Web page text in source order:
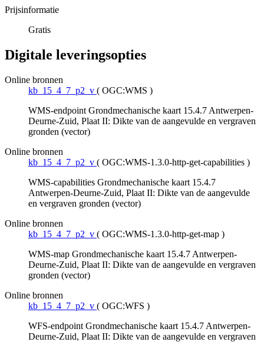
Prijsinformatie
Gratis
Digitale leveringsopties
Online bronnen
kb_15_4_7_p2_v ( OGC:WMS )
WMS-endpoint Grondmechanische kaart 15.4.7 Antwerpen-
Deurne-Zuid, Plaat II: Dikte van de aangevulde en vergraven
gronden (vector)
Online bronnen
kb_15_4_7_p2_v ( OGC:WMS-1.3.0-http-get-capabilities )
WMS-capabilities Grondmechanische kaart 15.4.7
Antwerpen-Deurne-Zuid, Plaat II: Dikte van de aangevulde
en vergraven gronden (vector)
Online bronnen
kb_15_4_7_p2_v ( OGC:WMS-1.3.0-http-get-map )
WMS-map Grondmechanische kaart 15.4.7 Antwerpen-
Deurne-Zuid, Plaat II: Dikte van de aangevulde en vergraven
gronden (vector)
Online bronnen
kb_15_4_7_p2_v ( OGC:WFS )
WFS-endpoint Grondmechanische kaart 15.4.7 Antwerpen-
Deurne-Zuid, Plaat II: Dikte van de aangevulde en vergraven